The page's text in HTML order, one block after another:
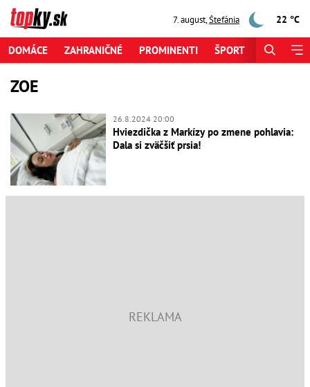
7. august,Štefánia 22 °C
DOMÁCE ZAHRANIČNÉ PROMINENTI ŠPORT
ZOE
26.8.2024 20:00
Hviezdička z Markízy po zmene pohlavia:
Dala si zväčšiť prsia!